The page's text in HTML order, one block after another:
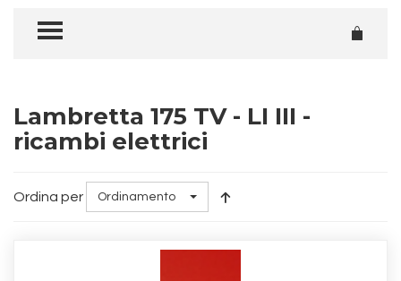
TOGGLE MENU
Lambretta 175 TV - LI III -
ricambi elettrici
Ordina per Ordinamento